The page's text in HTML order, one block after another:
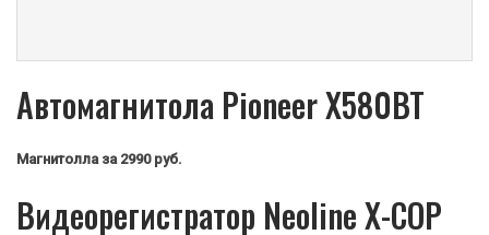
Автомагнитола Pioneer X580BT
Магнитолла за 2990 руб.
Видеорегистратор Neoline X-COP